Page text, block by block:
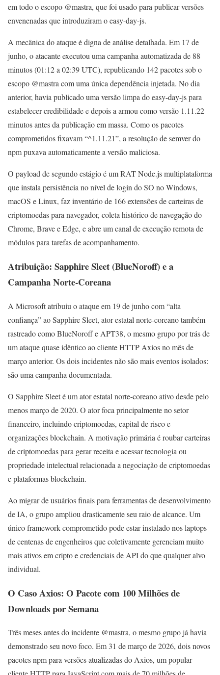
em todo o escopo @mastra, que foi usado para publicar versões
envenenadas que introduziram o easy-day-js.
A mecânica do ataque é digna de análise detalhada. Em 17 de
junho, o atacante executou uma campanha automatizada de 88
minutos (01:12 a 02:39 UTC), republicando 142 pacotes sob o
escopo @mastra com uma única dependência injetada. No dia
anterior, havia publicado uma versão limpa do easy-day-js para
estabelecer credibilidade e depois a armou como versão 1.11.22
minutos antes da publicação em massa. Como os pacotes
comprometidos fixavam “^1.11.21”, a resolução de semver do
npm puxava automaticamente a versão maliciosa.
O payload de segundo estágio é um RAT Node.js multiplataforma
que instala persistência no nível de login do SO no Windows,
macOS e Linux, faz inventário de 166 extensões de carteiras de
criptomoedas para navegador, coleta histórico de navegação do
Chrome, Brave e Edge, e abre um canal de execução remota de
módulos para tarefas de acompanhamento.
Atribuição: Sapphire Sleet (BlueNoroff) e a
Campanha Norte-Coreana
A Microsoft atribuiu o ataque em 19 de junho com “alta
confiança” ao Sapphire Sleet, ator estatal norte-coreano também
rastreado como BlueNoroff e APT38, o mesmo grupo por trás de
um ataque quase idêntico ao cliente HTTP Axios no mês de
março anterior. Os dois incidentes não são mais eventos isolados:
são uma campanha documentada.
O Sapphire Sleet é um ator estatal norte-coreano ativo desde pelo
menos março de 2020. O ator foca principalmente no setor
financeiro, incluindo criptomoedas, capital de risco e
organizações blockchain. A motivação primária é roubar carteiras
de criptomoedas para gerar receita e acessar tecnologia ou
propriedade intelectual relacionada a negociação de criptomoedas
e plataformas blockchain.
Ao migrar de usuários finais para ferramentas de desenvolvimento
de IA, o grupo ampliou drasticamente seu raio de alcance. Um
único framework comprometido pode estar instalado nos laptops
de centenas de engenheiros que coletivamente gerenciam muito
mais ativos em cripto e credenciais de API do que qualquer alvo
individual.
O Caso Axios: O Pacote com 100 Milhões de
Downloads por Semana
Três meses antes do incidente @mastra, o mesmo grupo já havia
demonstrado seu novo foco. Em 31 de março de 2026, dois novos
pacotes npm para versões atualizadas do Axios, um popular